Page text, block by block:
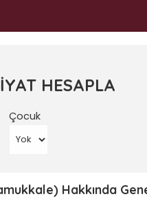
HESAPLA
Çocuk
Hakkında